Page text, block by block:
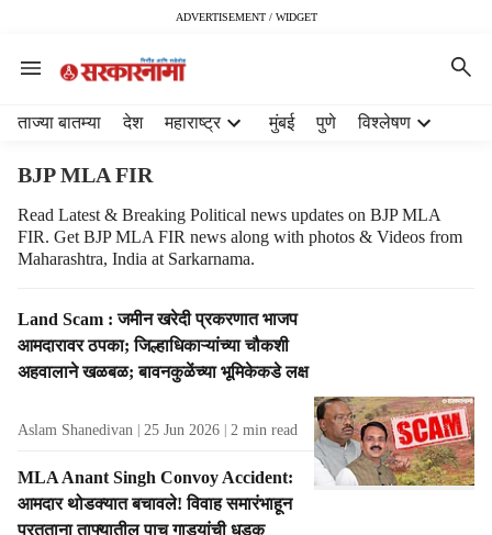
ADVERTISEMENT / WIDGET
ताज्या बातम्या देश महाराष्ट्र मुंबई पुणे विश्लेषण
BJP MLA FIR
Read Latest & Breaking Political news updates on BJP MLA
FIR. Get BJP MLA FIR news along with photos & Videos from
Maharashtra, India at Sarkarnama.
T
a
g
s
l
t
Land Scam : जमीन खरेदी प्रकरणात भाजप
आमदारावर ठपका; जिल्हाधिकाऱ्यांच्या चौकशी
अहवालाने खळबळ; बावनकुळेंच्या भूमिकेकडे लक्ष
Aslam Shanedivan 25 Jun 2026 2 min read
MLA Anant Singh Convoy Accident:
आमदार थोडक्यात बचावले! विवाह समारंभाहून
परतताना ताफ्यातील पाच गाड्यांची धडक